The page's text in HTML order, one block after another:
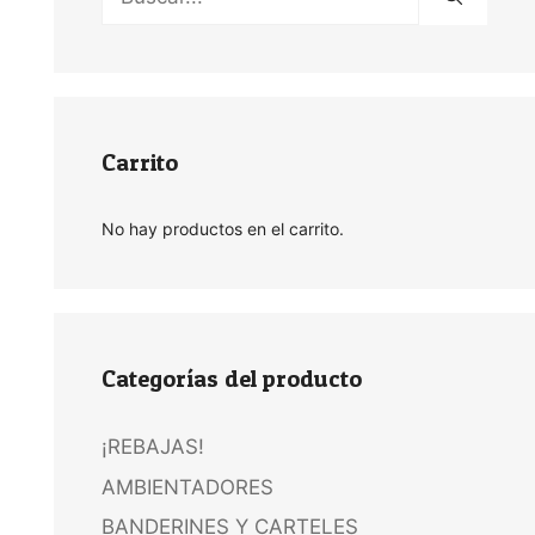
Carrito
No hay productos en el carrito.
Categorías del producto
¡REBAJAS!
AMBIENTADORES
BANDERINES Y CARTELES